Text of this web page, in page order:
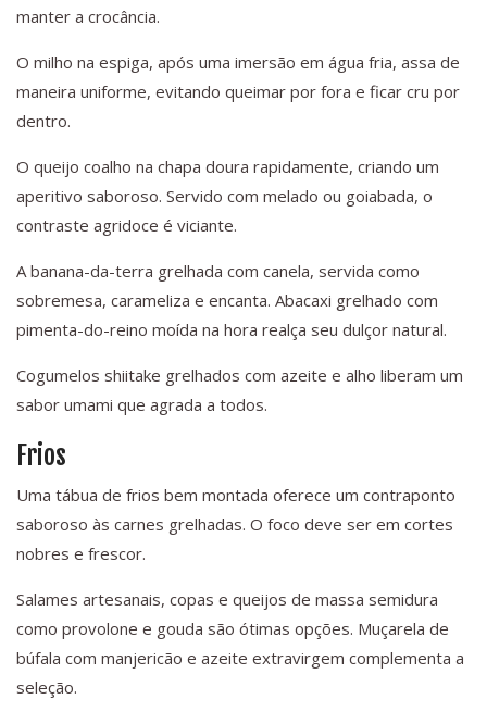
manter a crocância.
O milho na espiga, após uma imersão em água fria, assa de
maneira uniforme, evitando queimar por fora e ficar cru por
dentro.
O queijo coalho na chapa doura rapidamente, criando um
aperitivo saboroso. Servido com melado ou goiabada, o
contraste agridoce é viciante.
A banana-da-terra grelhada com canela, servida como
sobremesa, carameliza e encanta. Abacaxi grelhado com
pimenta-do-reino moída na hora realça seu dulçor natural.
Cogumelos shiitake grelhados com azeite e alho liberam um
sabor umami que agrada a todos.
Frios
Uma tábua de frios bem montada oferece um contraponto
saboroso às carnes grelhadas. O foco deve ser em cortes
nobres e frescor.
Salames artesanais, copas e queijos de massa semidura
como provolone e gouda são ótimas opções. Muçarela de
búfala com manjericão e azeite extravirgem complementa a
seleção.